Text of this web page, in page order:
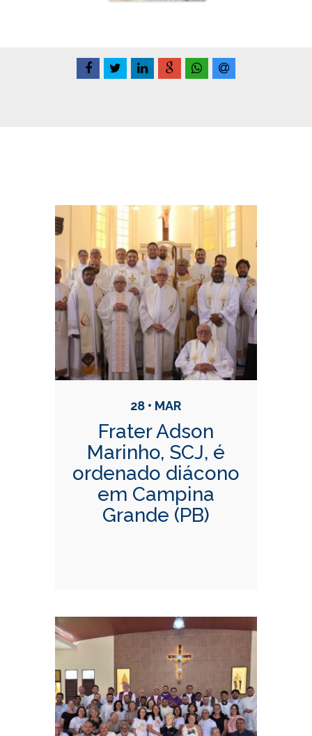
Conteúdo Relacionadas
28 • MAR
Frater Adson
Marinho, SCJ, é
ordenado diácono
em Campina
Grande (PB)